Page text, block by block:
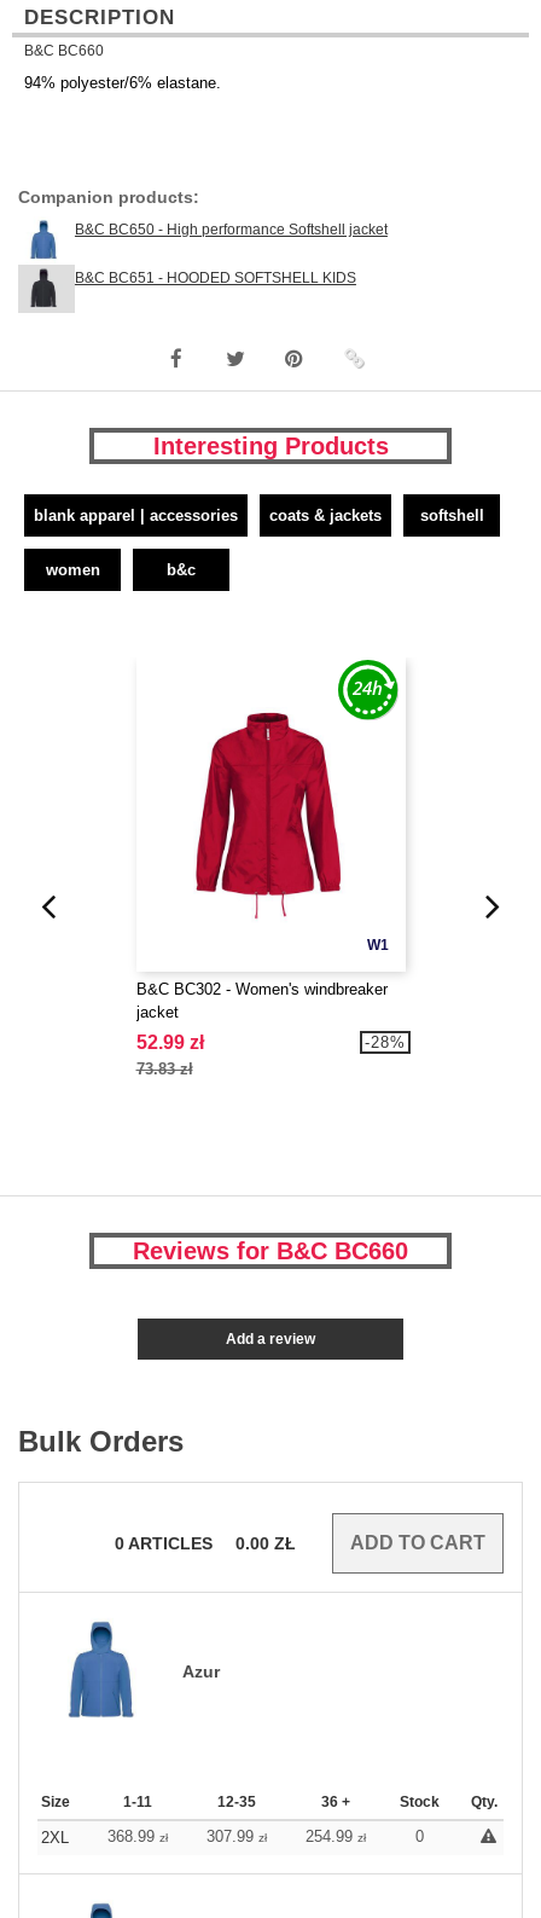
DESCRIPTION
B&C BC660
94% polyester/6% elastane.
Companion products:
B&C BC650 - High performance Softshell jacket
B&C BC651 - HOODED SOFTSHELL KIDS
Interesting Products
blank apparel | accessories coats & jackets softshell
women b&c
W1
B&C BC302 - Women's windbreaker
jacket
52.99 zł
73.83 zł
-28%
Reviews for B&C BC660
Add a review
Bulk Orders
0ARTICLES 0.00 ZŁ
Azur
Size 1-11 12-35 36 + Stock Qty.
2XL 368.99 zł 307.99 zł 254.99 zł 0